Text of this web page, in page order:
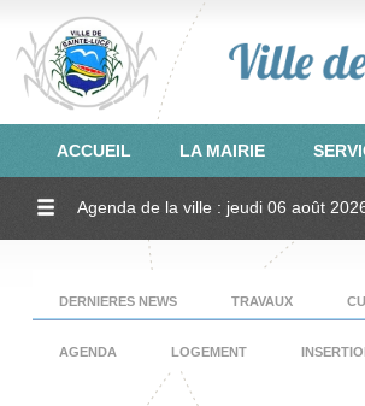
ACCUEIL LA MAIRIE
Agenda de la ville : jeudi 06 août
DERNIERES NEWS TRAVAUX
AGENDA LOGEMENT